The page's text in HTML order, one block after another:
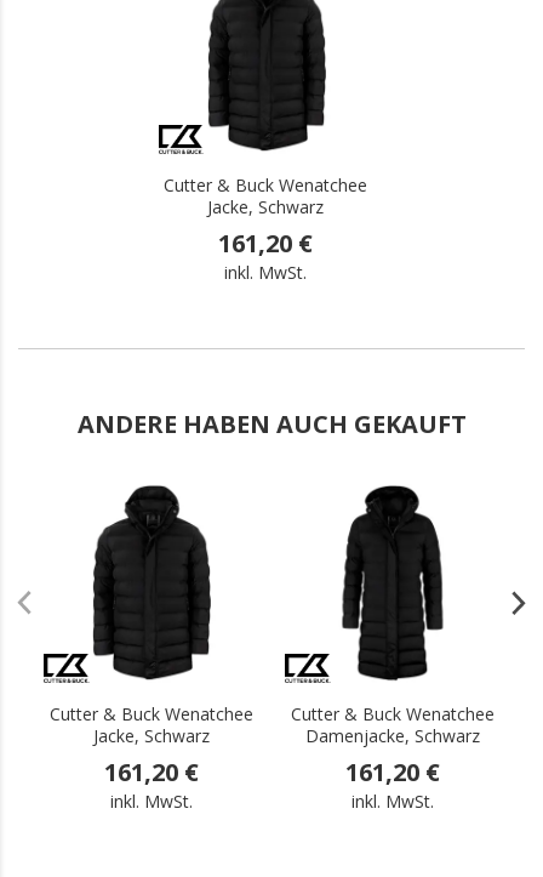
Cutter & Buck Wenatchee
Jacke, Schwarz
161,20 €
inkl. MwSt.
ANDERE HABEN AUCH GEKAUFT
Cutter & Buck Wenatchee
Jacke, Schwarz
161,20 €
inkl. MwSt.
Cutter & Buck Wenatchee
Damenjacke, Schwarz
161,20 €
inkl. MwSt.